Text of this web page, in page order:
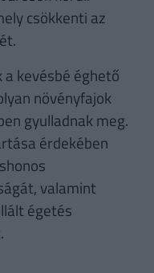
csökkenti az
kevésbé éghető
növényfajok
gyulladnak meg.
érdekében
valamint
égetés